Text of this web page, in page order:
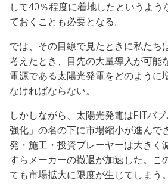
して40％程度に着地したというよう
ておくことも必要となる。
では、その目線で見たときに私たち
考えたとき、目先の大量導入が可能
電源である太陽光発電をどのように
なければならない。
しかしながら、太陽光発電はFITバ
強化」の名の下に市場縮小が進んで
発・施工・投資プレーヤーは大きく
すらメーカーの撤退が加速した。こ
ても市場拡大に限度が生じてしまう。